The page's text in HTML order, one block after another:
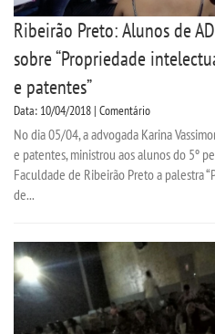
Ribeirão Preto: Alunos de
sobre “Propriedade
e patentes”
Data: 10/04/2018 | Comentário
No dia 05/04, a advogada Karina
e patentes, ministrou aos alunos do 5º
Faculdade de Ribeirão Preto a palestra
de...